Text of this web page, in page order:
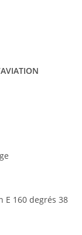
E 160 degrés 38